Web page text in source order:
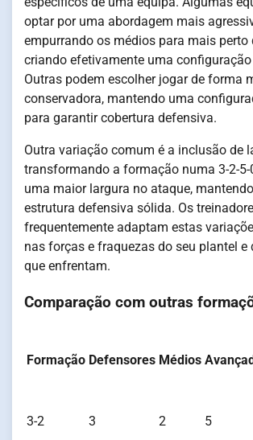
optar por uma abordagem mais
empurrando os médios para mais perto
criando efetivamente uma configuração
Outras podem escolher jogar de forma
conservadora, mantendo uma
para garantir cobertura defensiva.
Outra variação comum é a inclusão de
transformando a formação numa 3-2-
uma maior largura no ataque,
estrutura defensiva sólida. Os
frequentemente adaptam estas
nas forças e fraquezas do seu plantel e
que enfrentam.
Comparação com outras
Formação Defensores Médios
3-2 3 2 5